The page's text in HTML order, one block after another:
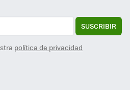
SUSCRIBIR
política de privacidad